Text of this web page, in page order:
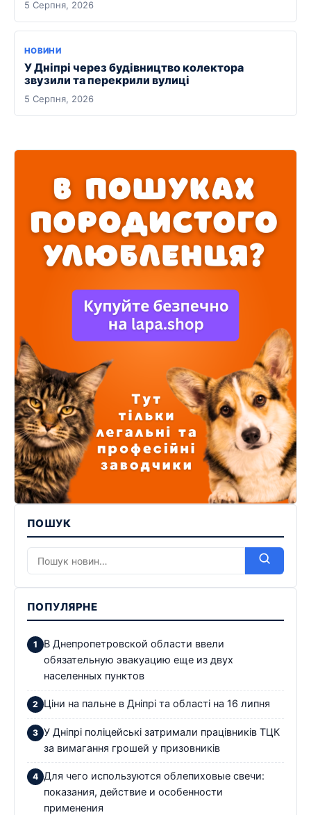
5 Серпня, 2026
НОВИНИ
У Дніпрі через будівництво колектора
звузили та перекрили вулиці
5 Серпня, 2026
ПОШУК
ПОПУЛЯРНЕ
В Днепропетровской области ввели
обязательную эвакуацию еще из двух
населенных пунктов
Ціни на пальне в Дніпрі та області на 16 липня
У Дніпрі поліцейські затримали працівників ТЦК
за вимагання грошей у призовників
Для чего используются облепиховые свечи:
показания, действие и особенности
применения